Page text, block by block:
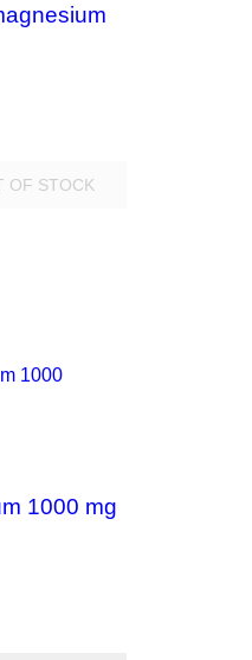
OF STOCK
1000 mg